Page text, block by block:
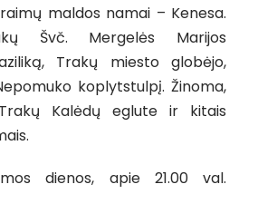
maldos namai – Kenesa.
Švč. Mergelės Marijos
Trakų miesto globėjo,
koplytstulpį. Žinoma,
Kalėdų eglute ir kitais
dienos, apie 21.00 val.